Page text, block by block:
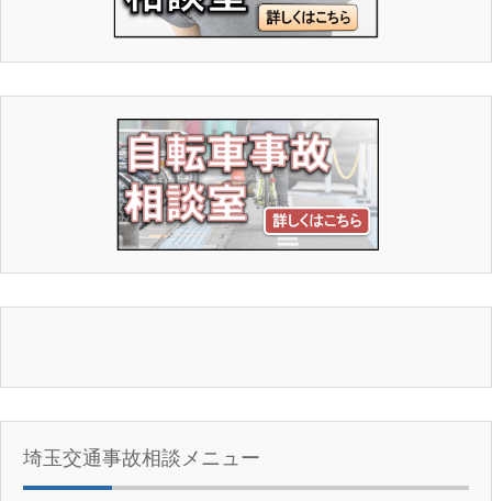
埼玉交通事故相談メニュー